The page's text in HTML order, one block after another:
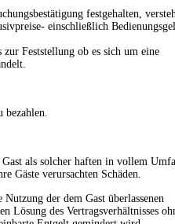
festgehalten,
einschließlich
Feststellung ob es sich um eine
bezahlen.
als solcher haften in vollem
Gäste verursachten Schäden.
der dem Gast überlassenen
Lösung des Vertragsverhältnisses